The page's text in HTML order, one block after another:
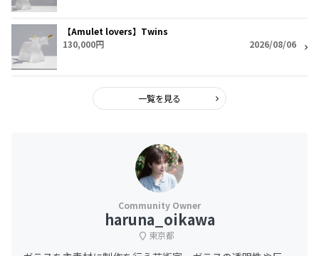
【Amulet lovers】Twins
130,000円
2026/08/06
一覧を見る
haruna_oikawa
東京都